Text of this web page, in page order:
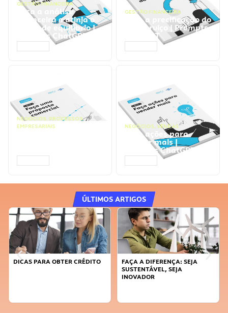
GESTÃO FINANCEIRA
Faça a análise
financeira e atinja o
ponto de equilíbrio |
Prompts ChatGPT
GESTÃO FINANCEIRA
Faça a precificação do
seu serviço | Prompts
ChatGPT
NEGÓCIOS, PROCESSOS
EMPRESARIAIS
NEGÓCIOS, VENDAS
Faça ações para
vender mais |
Prompts ChatGPT
ÚLTIMOS ARTIGOS
DICAS PARA OBTER CRÉDITO
FAÇA A DIFERENÇA: SEJA
SUSTENTÁVEL, SEJA
INOVADOR